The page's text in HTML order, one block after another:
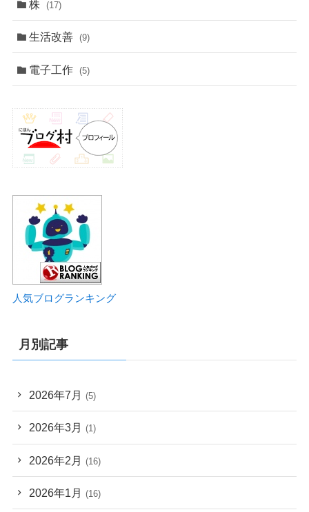
株 (17)
生活改善 (9)
電子工作 (5)
人気ブログランキング
月別記事
2026年7月 (5)
2026年3月 (1)
2026年2月 (16)
2026年1月 (16)